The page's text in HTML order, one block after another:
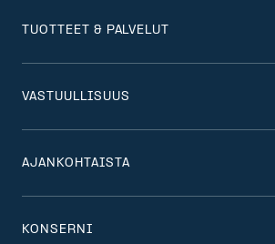
TUOTTEET & PALVELUT
VASTUULLISUUS
AJANKOHTAISTA
KONSERNI